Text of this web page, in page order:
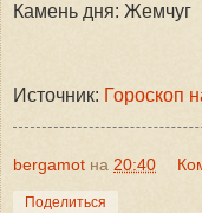
Камень дня: Жемчуг
Источник: Гороскоп
bergamot на 20:40
Поделиться